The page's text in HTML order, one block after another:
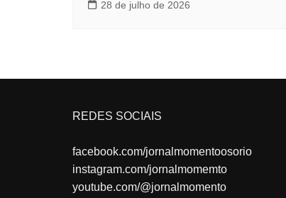
28 de julho de 2026
REDES SOCIAIS
facebook.com/jornalmomentoosorio
instagram.com/jornalmomemto
youtube.com/@jornalmomento